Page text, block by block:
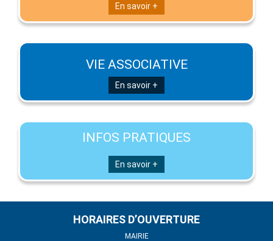
En savoir +
VIE ASSOCIATIVE
En savoir +
INFOS PRATIQUES
En savoir +
HORAIRES D’OUVERTURE
MAIRIE